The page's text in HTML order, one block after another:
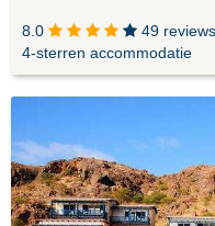
8.0
49 reviews
4-sterren accommodatie